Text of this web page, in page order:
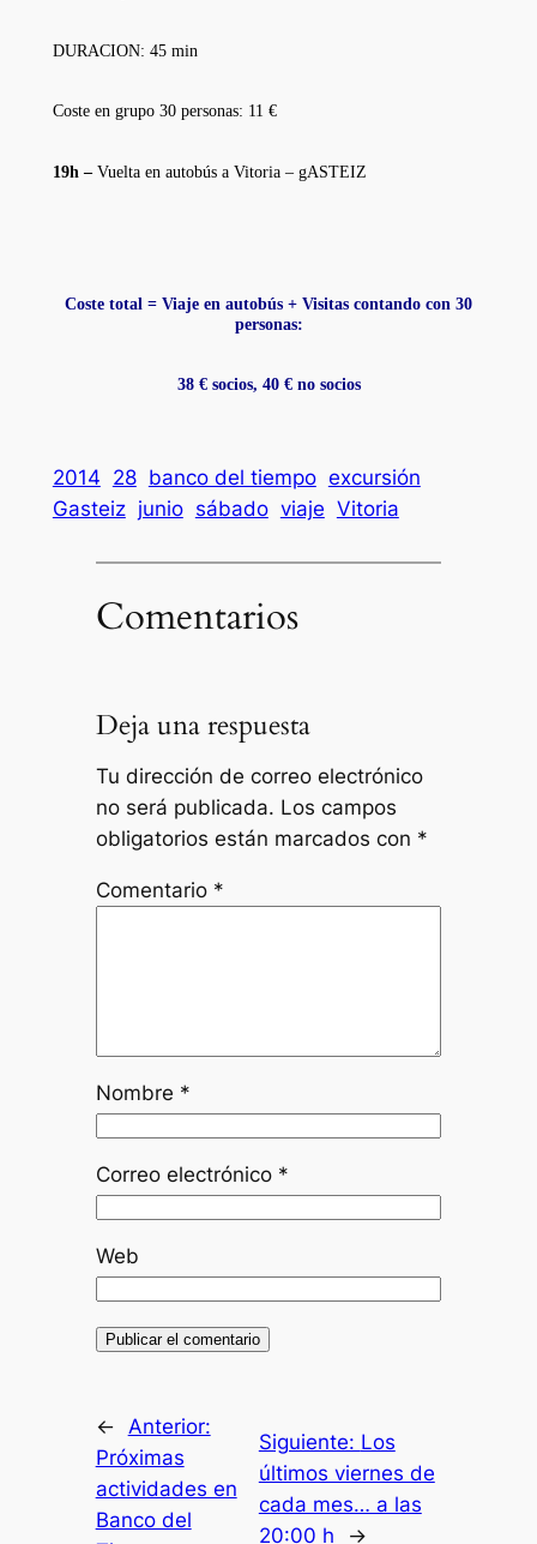
DURACION: 45 min
Coste en grupo 30 personas: 11 €
19h –Vuelta en autobús a Vitoria – gASTEIZ
Coste total = Viaje en autobús + Visitas contando con 30
personas:
38 € socios, 40 € no socios
2014 28 banco del tiempo excursión
Gasteiz junio sábado viaje Vitoria
Comentarios
Deja una respuesta
Tu dirección de correo electrónico
no será publicada. Los campos
obligatorios están marcados con *
Comentario *
Nombre *
Correo electrónico *
Web
← Anterior:
Próximas
actividades en
Banco del
Siguiente: Los
últimos viernes de
cada mes… a las
20:00 h
→